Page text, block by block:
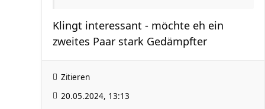
Klingt interessant - möchte eh ein
zweites Paar stark Gedämpfter
Zitieren
20.05.2024, 13:13